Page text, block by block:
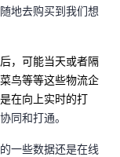
地去购买到我们想
，可能当天或者隔
鸟等等这些物流企
在向上实时的打
同和打通。
一些数据还是在线